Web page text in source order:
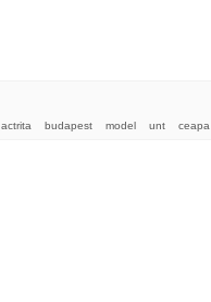
actrita budapest model unt ceapa